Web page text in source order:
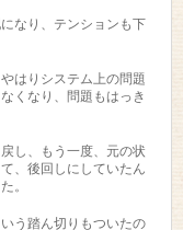
なり、テンションも下
はりシステム上の問題
くなり、問題もはっき
し、もう一度、元の状
、後回しにしていたん
。
う踏ん切りもついたの